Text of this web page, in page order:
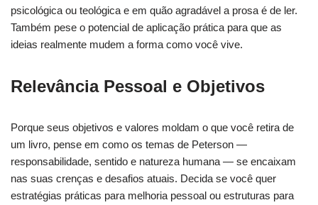
psicológica ou teológica e em quão agradável a prosa é de ler.
Também pese o potencial de aplicação prática para que as
ideias realmente mudem a forma como você vive.
Relevância Pessoal e Objetivos
Porque seus objetivos e valores moldam o que você retira de
um livro, pense em como os temas de Peterson —
responsabilidade, sentido e natureza humana — se encaixam
nas suas crenças e desafios atuais. Decida se você quer
estratégias práticas para melhoria pessoal ou estruturas para